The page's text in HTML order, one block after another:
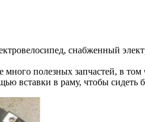
снабженный
полезных запчастей, в
вставки в раму, чтобы